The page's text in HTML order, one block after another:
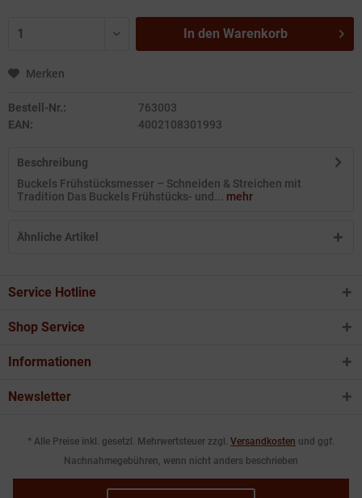
In den Warenkorb
Merken
Bestell-Nr.:
763003
EAN:
4002108301993
Beschreibung
Buckels Frühstücksmesser – Schneiden & Streichen mit
Tradition Das Buckels Frühstücks- und... mehr
Ähnliche Artikel
Service Hotline
Shop Service
Informationen
Newsletter
* Alle Preise inkl. gesetzl. Mehrwertsteuer zzgl. Versandkosten und ggf.
Nachnahmegebühren, wenn nicht anders beschrieben